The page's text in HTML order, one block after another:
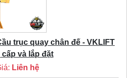
trục quay chân đế - VKLIFT
và lắp đặt
Liên hệ